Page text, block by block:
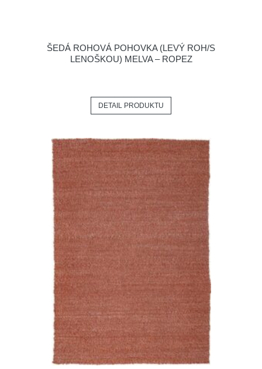
ŠEDÁ ROHOVÁ POHOVKA (LEVÝ ROH/S
LENOŠKOU) MELVA – ROPEZ
DETAIL PRODUKTU